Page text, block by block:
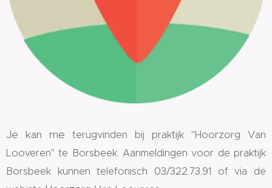
Je kan me terugvinden bij praktijk "Hoorzorg Van
Looveren" te Borsbeek. Aanmeldingen voor de praktijk
Borsbeek kunnen telefonisch 03/322.73.91 of via de